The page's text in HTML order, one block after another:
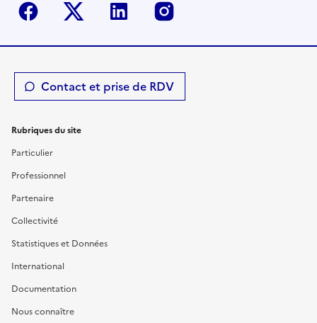
Facebook Twitter-X Linkedin
Contact et prise de RDV
Rubriques du site
Particulier
Professionnel
Partenaire
Collectivité
Statistiques et Données
International
Documentation
Nous connaître